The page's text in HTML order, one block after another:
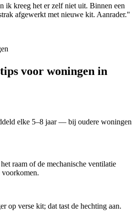
ik kreeg het er zelf niet uit. Binnen een
afgewerkt met nieuwe kit. Aanrader."
voor woningen in
elke 5–8 jaar — bij oudere woningen
raam of de mechanische ventilatie
voorkomen.
op verse kit; dat tast de hechting aan.